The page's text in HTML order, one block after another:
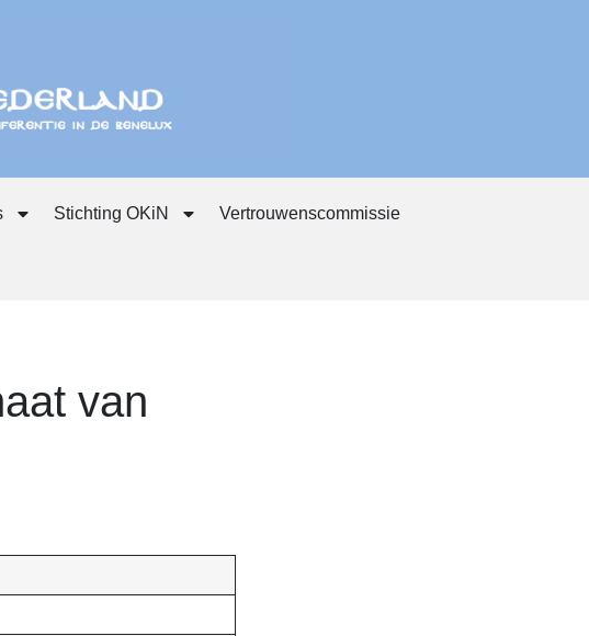
Stichting OKiN Vertrouwenscommissie
van